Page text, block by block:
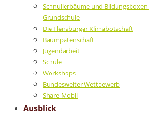
Schnullerbäume und
Grundschule
Die Flensburger Klimabotschaft
Baumpatenschaft
Jugendarbeit
Schule
Workshops
Bundesweiter Wettbewerb
Share-Mobil
Ausblick